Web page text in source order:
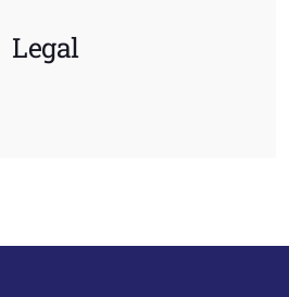
Legal